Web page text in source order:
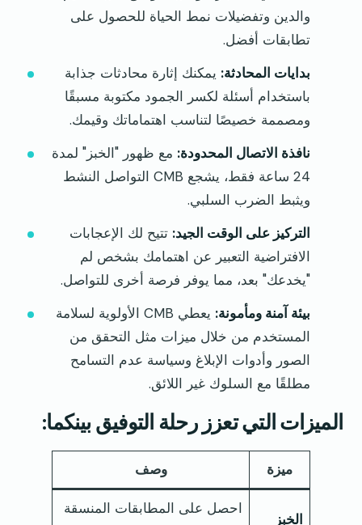
والدين وتفضيلات نمط الحياة للحصول على
تطابقات أفضل.
بدايات المحادثة: يمكنك إثارة محادثات جذابة
باستخدام أسئلة لكسر الجمود مكتوبة مسبقًا
ومصممة خصيصًا لتناسب اهتماماتك وقيمك.
نافذة الاتصال المحدودة: مع ظهور "الخبز" لمدة
24 ساعة فقط، يشجع CMB التواصل النشط
ويثبط الضرب السلبي.
التركيز على الوقت الجيد: تتيح لك الإعجابات
الافتراضية التعبير عن اهتمامك بشخص لم
"يخدعك" بعد، مما يوفر فرصة أخرى للتواصل.
بيئة آمنة ومأمونة:
يعطي CMB الأولوية لسلامة
المستخدم من خلال ميزات مثل التحقق من
الصور وأدوات الإبلاغ وسياسة عدم التسامح
مطلقًا مع السلوك غير اللائق.
الميزات التي تعزز رحلة التوفيق بينكما:
ميزة وصف
الخبز
احصل على المطابقات المنسقة